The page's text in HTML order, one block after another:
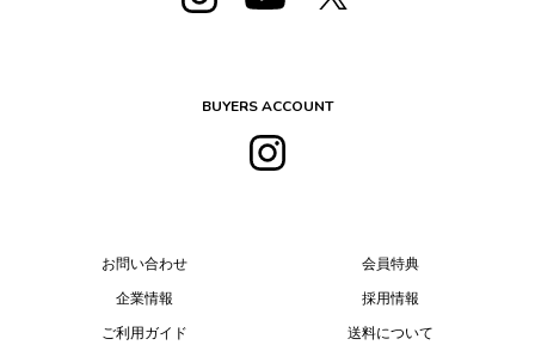
BUYERS ACCOUNT
お問い合わせ
企業情報
ご利用ガイド
会員特典
採用情報
送料について